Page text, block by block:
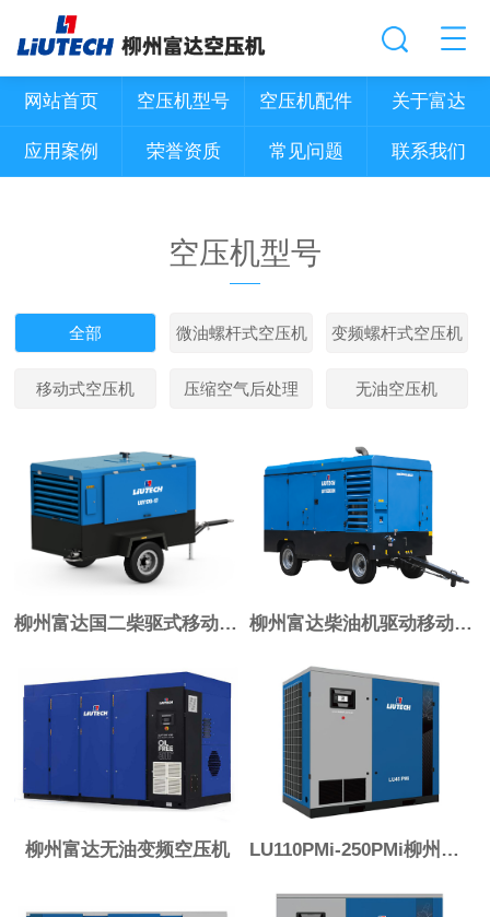
网站首页 空压机型号 空压机配件 关于富达
应用案例 荣誉资质 常见问题 联系我们
空压机型号
全部 微油螺杆式空压机 变频螺杆式空压机
移动式空压机 压缩空气后处理 无油空压机
柳州富达国二柴驱式移动空压机 柳州富达柴油机驱动移动空压机国三
柳州富达无油变频空压机 LU110PMi-250PMi柳州富达油冷永磁变频压缩机